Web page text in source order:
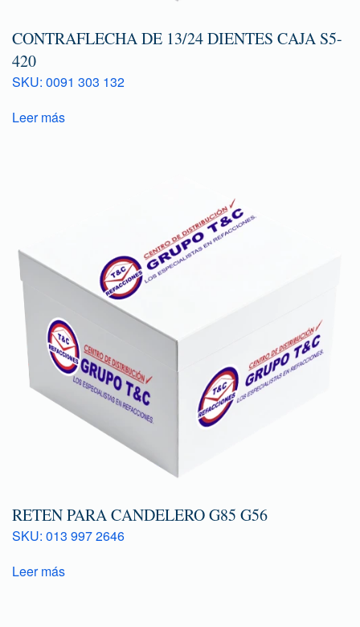
CONTRAFLECHA DE 13/24 DIENTES CAJA S5-
420
SKU: 0091 303 132
Leer más
RETEN PARA CANDELERO G85 G56
SKU: 013 997 2646
Leer más